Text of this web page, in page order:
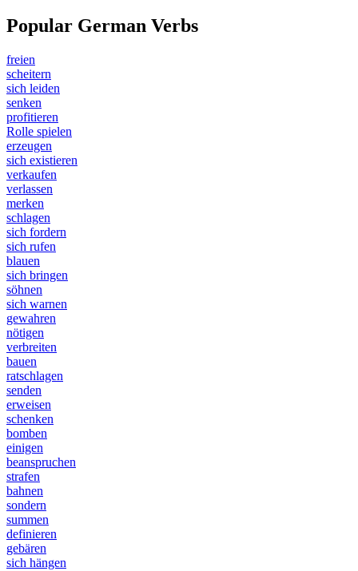
Popular German Verbs
freien
scheitern
sich leiden
senken
profitieren
Rolle spielen
erzeugen
sich existieren
verkaufen
verlassen
merken
schlagen
sich fordern
sich rufen
blauen
sich bringen
söhnen
sich warnen
gewahren
nötigen
verbreiten
bauen
ratschlagen
senden
erweisen
schenken
bomben
einigen
beanspruchen
strafen
bahnen
sondern
summen
definieren
gebären
sich hängen